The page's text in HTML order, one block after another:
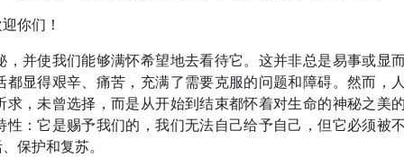
你们！
并使我们能够满怀希望地去看待它。这并非总是易事或显
显得艰辛、痛苦，充满了需要克服的问题和障碍。然而，
，未曾选择，而是从开始到结束都怀着对生命的神秘之美
：它是赐予我们的，我们无法自己给予自己，但它必须被
保护和复苏。